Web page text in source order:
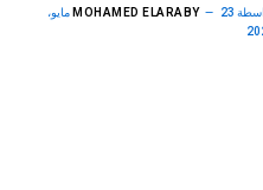
MOHAMED ELARABY 23 مايو،